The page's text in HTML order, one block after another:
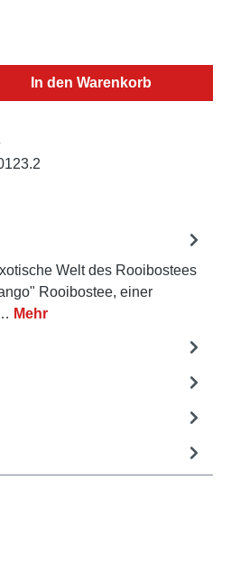
den gewünschten
In den Warenkorb
Welt des Rooibostees
Rooibostee, einer
Mehr